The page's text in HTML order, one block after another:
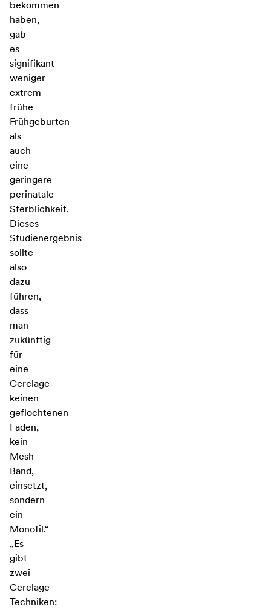
bekommen
haben,
gab
es
signifikant
weniger
extrem
frühe
Frühgeburten
als
auch
eine
geringere
perinatale
Sterblichkeit.
Dieses
Studienergebnis
sollte
also
dazu
führen,
dass
man
zukünftig
für
eine
Cerclage
keinen
geflochtenen
Faden,
kein
Mesh-
Band,
einsetzt,
sondern
ein
Monofil.“
„Es
gibt
zwei
Cerclage-
Techniken: